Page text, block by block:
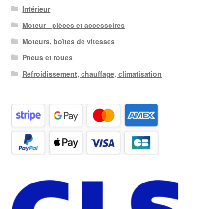
Intérieur
Moteur - pièces et accessoires
Moteurs, boîtes de vitesses
Pneus et roues
Refroidissement, chauffage, climatisation